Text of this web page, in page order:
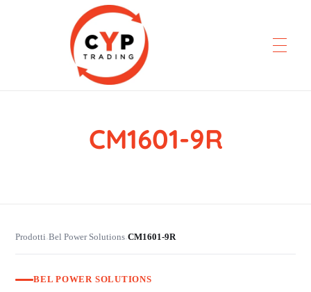
CYP Trading
CM1601-9R
Prodotti›Bel Power Solutions›CM1601-9R
BEL POWER SOLUTIONS